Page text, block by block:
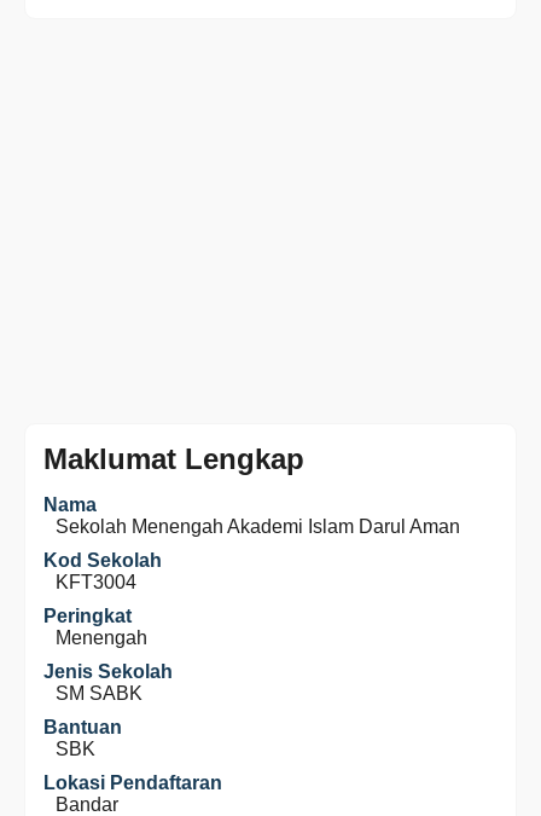
Maklumat Lengkap
Nama
Sekolah Menengah Akademi Islam Darul Aman
Kod Sekolah
KFT3004
Peringkat
Menengah
Jenis Sekolah
SM SABK
Bantuan
SBK
Lokasi Pendaftaran
Bandar